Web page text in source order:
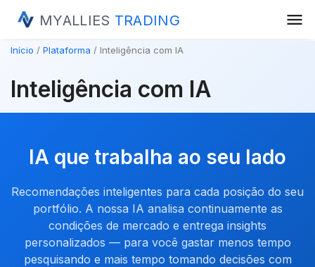
MYALLIES TRADING menu
Início Plataforma Inteligência com IA
Inteligência com IA
IA que trabalha ao seu lado
Recomendações inteligentes para cada posição do seu
portfólio. A nossa IA analisa continuamente as
condições de mercado e entrega insights
personalizados — para você gastar menos tempo
pesquisando e mais tempo tomando decisões com